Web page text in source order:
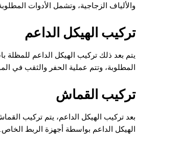
والألياف الزجاجية، وتشمل الأدوات
تركيب الهيكل الداعم
يتم بعد ذلك تركيب الهيكل الداعم للمظلة
المطلوبة، وتتم عملية الحفر والثقب في
تركيب القماش
بعد تركيب الهيكل الداعم، يتم تركيب
الهيكل الداعم بواسطة أجهزة الربط الخاص.